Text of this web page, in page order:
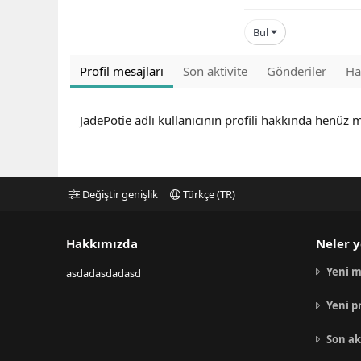
Bul
Profil mesajları Son aktivite Gönderiler
JadePotie adlı kullanıcının profili hakkında henüz
Değiştir genişlik Türkçe (TR)
Hakkımızda
asdadasdadasd
Neler
Yeni
Yeni
Son